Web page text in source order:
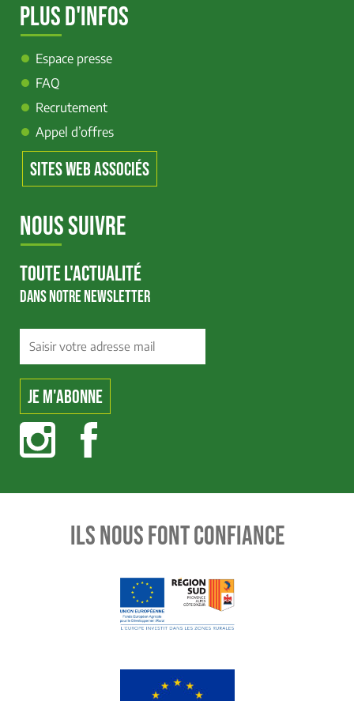
PLUS D'INFOS
Espace presse
FAQ
Recrutement
Appel d’offres
SITES WEB ASSOCIÉS
NOUS SUIVRE
TOUTE L'ACTUALITÉ
DANS NOTRE NEWSLETTER
ILS NOUS FONT CONFIANCE